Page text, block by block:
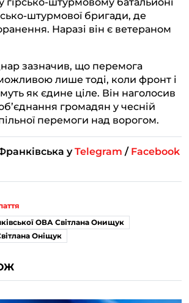
штурмової бригади, де
Наразі він є ветераном
зазначив, що перемога
лише тоді, коли фронт і
як єдине ціле. Він наголосив
громадян у чесній
перемоги над ворогом.
уTelegram / Facebook
ОВА Світлана Онищук
Оніщук